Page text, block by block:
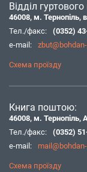
Відділ
46008, м. Тернопіль,
Тел./факс:
(0352)
e-mail:
Схема проїзду
Книга поштою:
46008, м. Тернопіль,
Тел./факс:
(0352)
e-mail:
Схема проїзду